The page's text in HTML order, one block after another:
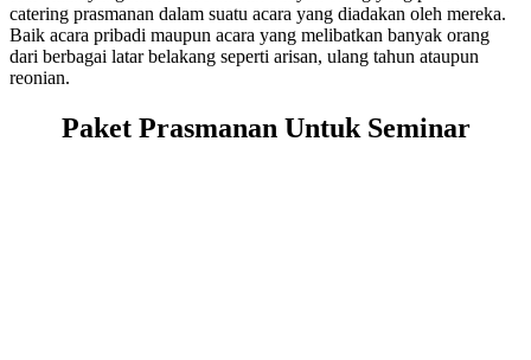
catering prasmanan dalam suatu acara yang diadakan oleh mereka.
Baik acara pribadi maupun acara yang melibatkan banyak orang
dari berbagai latar belakang seperti arisan, ulang tahun ataupun
reonian.
Paket Prasmanan Untuk Seminar